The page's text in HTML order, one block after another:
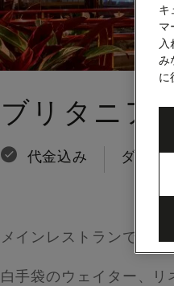
ブリタニア
guests
代金込み
Number
crew
ダイニ
メインレストランでは
白手袋のウェイター、
キ
マ
入
み
に